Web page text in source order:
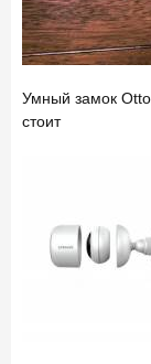
Умный замок
стоит